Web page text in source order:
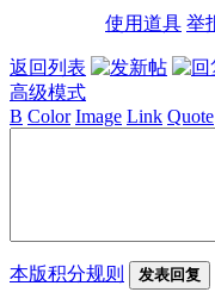
使用道具 举
返回列表
高级模式
B Color Image Link Quote
本版积分规则 发表回复